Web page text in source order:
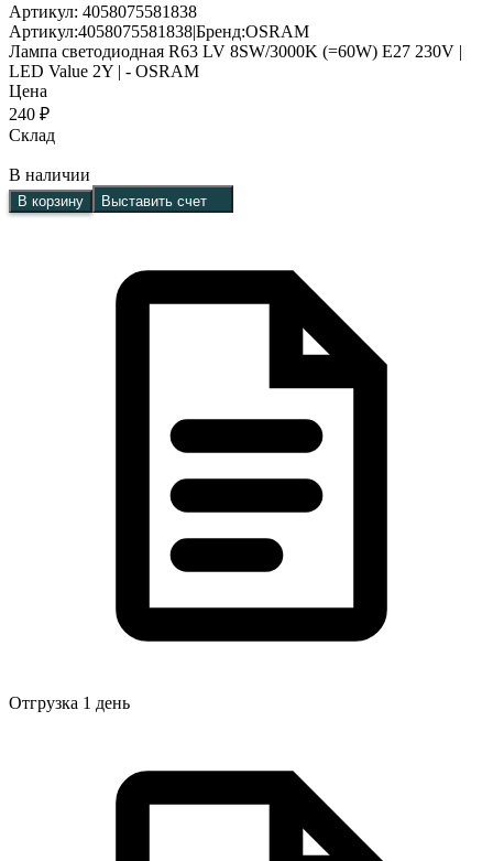
Артикул: 4058075581838
Артикул:4058075581838|Бренд:OSRAM
Лампа светодиодная R63 LV 8SW/3000K (=60W) E27 230V |
LED Value 2Y | - OSRAM
Цена
240 ₽
Склад
В наличии
В корзину Выставить счет
Отгрузка 1 день